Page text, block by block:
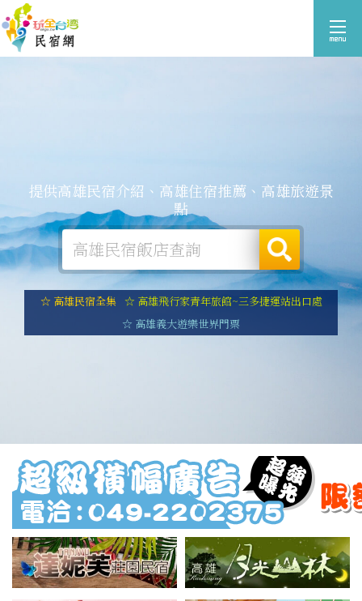
提供高雄民宿介紹、高雄住宿推薦、高雄旅遊景
點
☆ 高雄民宿全集
☆ 高雄飛行家青年旅館~三多捷運站出口處
☆ 高雄義大遊樂世界門票